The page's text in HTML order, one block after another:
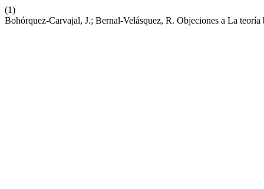
(1)
Bohórquez-Carvajal, J.; Bernal-Velásquez, R. Objeciones a La